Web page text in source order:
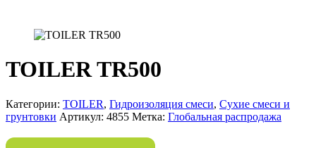
TOILER TR500
Категории: TOILER, Гидроизоляция смеси, Сухие смеси и
грунтовки Артикул: 4855 Метка: Глобальная распродажа